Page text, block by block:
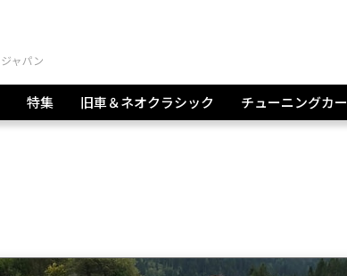
特集 旧車＆ネオクラシック チューニングカー